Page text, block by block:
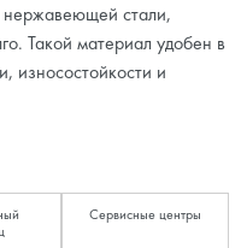
нержавеющей стали,
Такой материал удобен в
износостойкости и
Сервисные центры